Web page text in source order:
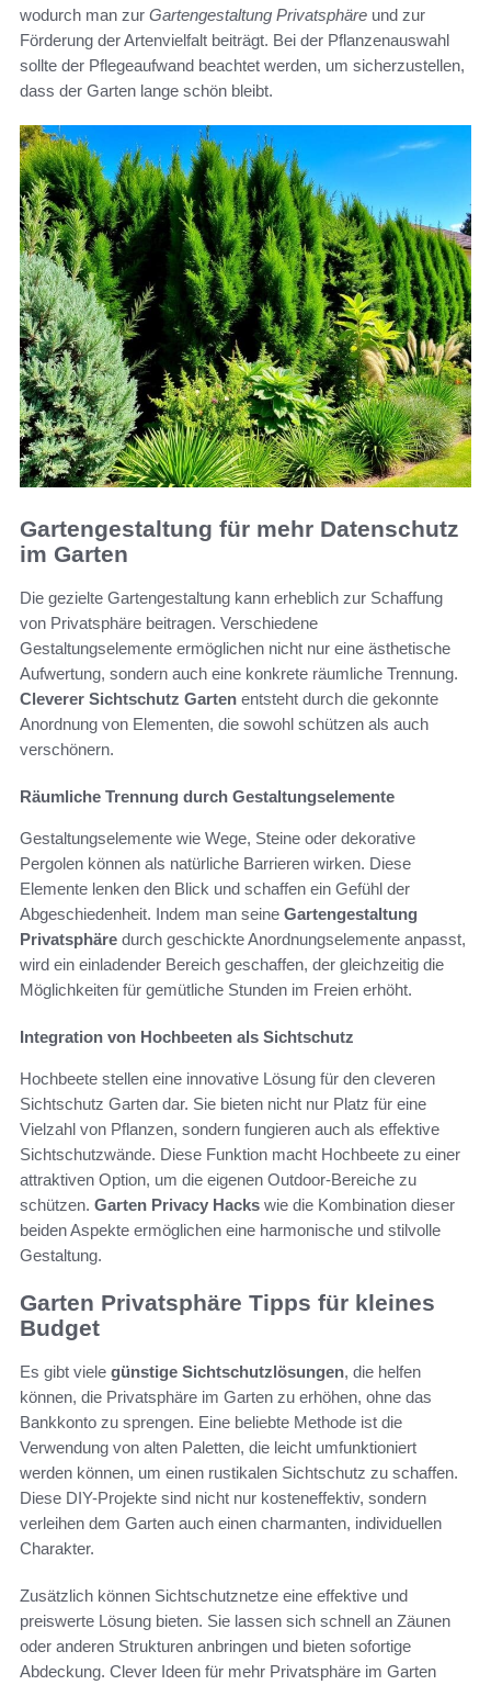
wodurch man zur Gartengestaltung Privatsphäre und zur
Förderung der Artenvielfalt beiträgt. Bei der Pflanzenauswahl
sollte der Pflegeaufwand beachtet werden, um sicherzustellen,
dass der Garten lange schön bleibt.
Gartengestaltung für mehr Datenschutz
im Garten
Die gezielte Gartengestaltung kann erheblich zur Schaffung
von Privatsphäre beitragen. Verschiedene
Gestaltungselemente ermöglichen nicht nur eine ästhetische
Aufwertung, sondern auch eine konkrete räumliche Trennung.
Cleverer Sichtschutz Garten entsteht durch die gekonnte
Anordnung von Elementen, die sowohl schützen als auch
verschönern.
Räumliche Trennung durch Gestaltungselemente
Gestaltungselemente wie Wege, Steine oder dekorative
Pergolen können als natürliche Barrieren wirken. Diese
Elemente lenken den Blick und schaffen ein Gefühl der
Abgeschiedenheit. Indem man seine Gartengestaltung
Privatsphäre durch geschickte Anordnungselemente anpasst,
wird ein einladender Bereich geschaffen, der gleichzeitig die
Möglichkeiten für gemütliche Stunden im Freien erhöht.
Integration von Hochbeeten als Sichtschutz
Hochbeete stellen eine innovative Lösung für den cleveren
Sichtschutz Garten dar. Sie bieten nicht nur Platz für eine
Vielzahl von Pflanzen, sondern fungieren auch als effektive
Sichtschutzwände. Diese Funktion macht Hochbeete zu einer
attraktiven Option, um die eigenen Outdoor-Bereiche zu
schützen. Garten Privacy Hacks wie die Kombination dieser
beiden Aspekte ermöglichen eine harmonische und stilvolle
Gestaltung.
Garten Privatsphäre Tipps für kleines
Budget
Es gibt viele günstige Sichtschutzlösungen, die helfen
können, die Privatsphäre im Garten zu erhöhen, ohne das
Bankkonto zu sprengen. Eine beliebte Methode ist die
Verwendung von alten Paletten, die leicht umfunktioniert
werden können, um einen rustikalen Sichtschutz zu schaffen.
Diese DIY-Projekte sind nicht nur kosteneffektiv, sondern
verleihen dem Garten auch einen charmanten, individuellen
Charakter.
Zusätzlich können Sichtschutznetze eine effektive und
preiswerte Lösung bieten. Sie lassen sich schnell an Zäunen
oder anderen Strukturen anbringen und bieten sofortige
Abdeckung. Clever Ideen für mehr Privatsphäre im Garten